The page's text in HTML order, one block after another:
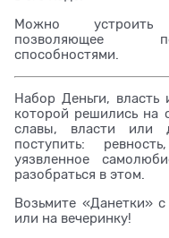
Можно устроить
позволяющее
способностями.
Набор Деньги, власть
которой решились на
славы, власти или
поступить:
уязвленное
разобраться в этом.
Возьмите «Данетки»
или на вечеринку!